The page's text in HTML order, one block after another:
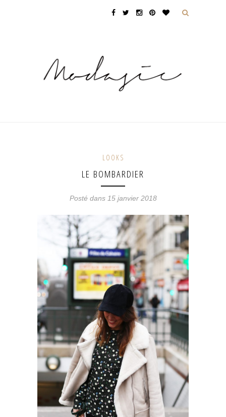
LOOKS
LE BOMBARDIER
Posté dans 15 janvier 2018